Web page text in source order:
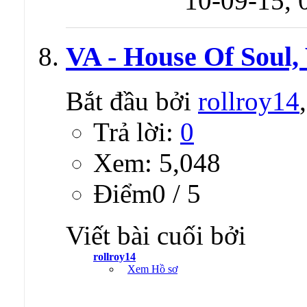
VA - House Of Soul,
Bắt đầu bởi rollroy14
Trả lời: 0
Xem: 5,048
Ðiểm0 / 5
Viết bài cuối bởi
rollroy14
Xem Hồ sơ